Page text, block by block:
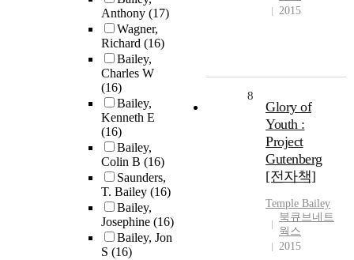
Anthony (17)
Wagner,
Richard (16)
Bailey,
Charles W
(16)
Bailey,
Kenneth E
(16)
Bailey,
Colin B (16)
Saunders,
T. Bailey (16)
Bailey,
Josephine (16)
Bailey, Jon
S (16)
2015
8
Glory of
Youth :
Project
Gutenberg
[전자책]
Temple Bailey
북큐브네트
웍스
2015